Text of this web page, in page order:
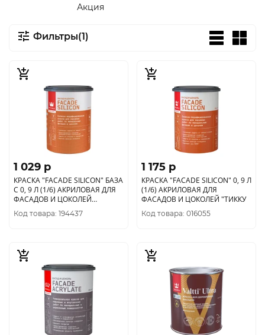
Акция
Фильтры(1)
1 029 p
КРАСКА "FACADE SILICON" БАЗА
С 0, 9 Л (1/6) АКРИЛОВАЯ ДЛЯ
ФАСАДОВ И ЦОКОЛЕЙ
"ТИККУРИЛА"
Код товара: 194437
1 175 p
КРАСКА "FACADE SILICON" 0, 9 Л
(1/6) АКРИЛОВАЯ ДЛЯ
ФАСАДОВ И ЦОКОЛЕЙ "ТИККУ
Код товара: 016055